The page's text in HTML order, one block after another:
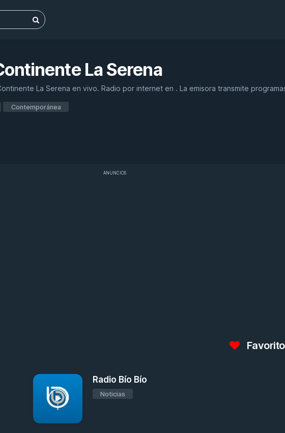
La Serena
La Serena en vivo. Radio por internet en . La emisora transmite
Contemporánea
ANUNCIOS
Radio Bío Bío
Noticias